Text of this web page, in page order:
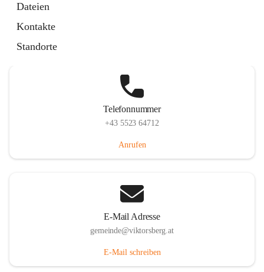
Dateien
Kontakte
Standorte
Telefonnummer
+43 5523 64712
Anrufen
E-Mail Adresse
gemeinde@viktorsberg.at
E-Mail schreiben